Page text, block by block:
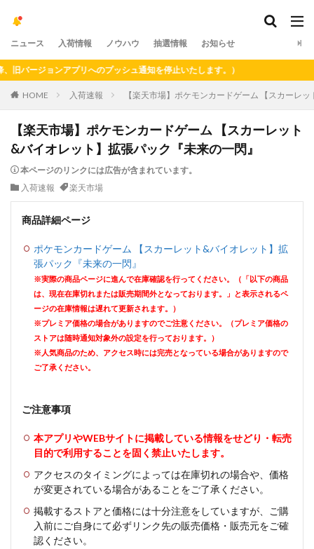
ニュース 入荷情報 ノウハウ 抽選情報 お知らせ
ジョンアプリへのプッシュ通知を停止いたします。）
HOME 入荷速報 【楽天市場】ポケモンカードゲーム 【スカーレ
【楽天市場】ポケモンカードゲーム 【スカーレット
&バイオレット】拡張パック『未来の一閃』
本ページのリンクには広告が含まれています。
入荷速報
楽天市場
商品詳細ページ
ポケモンカードゲーム 【スカーレット&バイオレット】拡
張パック『未来の一閃』
※実際の商品ページに進んで在庫確認を行ってください。（「以下の商品
は、現在在庫切れまたは販売期間外となっております。」と表示されるペ
ージの在庫情報は遅れて更新されます。）
※プレミア価格の場合がありますのでご注意ください。（プレミア価格の
ストアは随時通知対象外の設定を行っております。）
※人気商品のため、アクセス時には完売となっている場合がありますので
ご了承ください。
ご注意事項
本アプリやWEBサイトに掲載している情報をせどり・転売
目的で利用することを固く禁止いたします。
アクセスのタイミングによっては在庫切れの場合や、価格
が変更されている場合があることをご了承ください。
掲載するストアと価格には十分注意をしていますが、ご購
入前にご自身にて必ずリンク先の販売価格・販売元をご確
認ください。